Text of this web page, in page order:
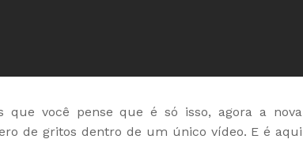
que você pense que é só isso, agora a
de gritos dentro de um único vídeo. E é